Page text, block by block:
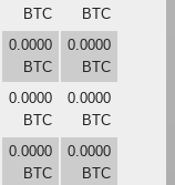
BTC
BTC
0.0000
BTC
0.0000
BTC
0.0000
BTC
0.0000
BTC
0.0000
BTC
0.0000
BTC